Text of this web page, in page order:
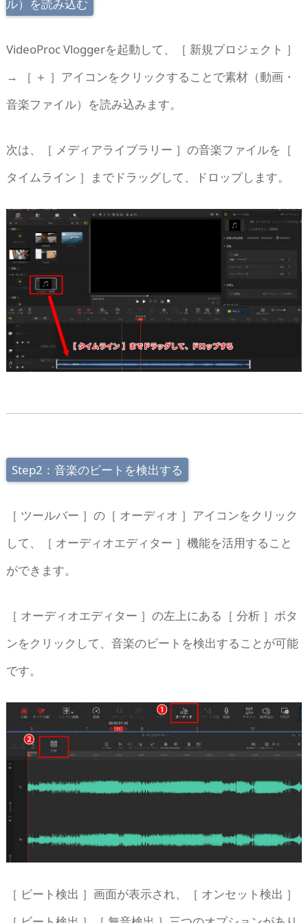
ル）を読み込む
VideoProc Vloggerを起動して、［ 新規プロジェクト ］
→ ［ ＋ ］アイコンをクリックすることで素材（動画・
音楽ファイル）を読み込みます。
次は、［ メディアライブラリー ］の音楽ファイルを［
タイムライン ］までドラッグして、ドロップします。
Step2：音楽のビートを検出する
［ ツールバー ］の［ オーディオ ］アイコンをクリック
して、［ オーディオエディター ］機能を活用すること
ができます。
［ オーディオエディター ］の左上にある［ 分析 ］ボタ
ンをクリックして、音楽のビートを検出することが可能
です。
［ ビート検出 ］画面が表示され、［ オンセット検出 ］